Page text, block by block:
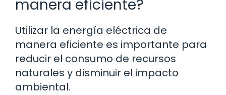
manera eficiente?
Utilizar la energía eléctrica de
manera eficiente es importante para
reducir el consumo de recursos
naturales y disminuir el impacto
ambiental.